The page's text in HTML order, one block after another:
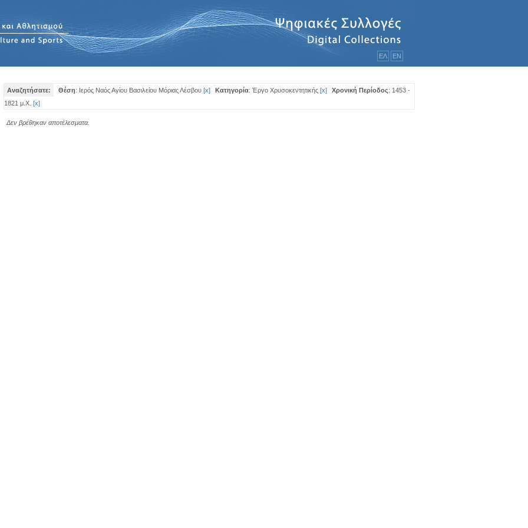
ΕΛ ΕΝ
Αναζητήσατε: Θέση: Ιερός Ναός Αγίου Βασιλείου Μόριας Λέσβου [x] Κατηγορία: Έργο Χρυσοκεντητικής [x] Χρονική Περίοδος: 1453 -
1821 μ.Χ. [x]
Δεν βρέθηκαν αποτέλεσματα.